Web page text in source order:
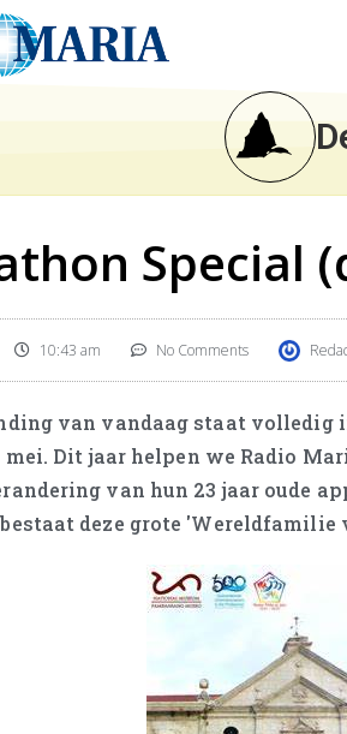
Special
10:43 am No Comments
van vandaag staat
mei. Dit jaar helpen we Radio
van hun 23 jaar oude
deze grote